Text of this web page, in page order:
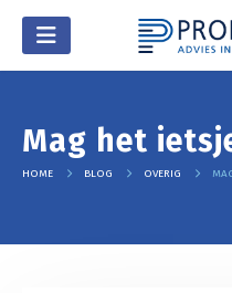
Mag het
HOME BLOG OVERIG